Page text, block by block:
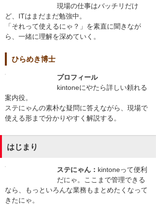
現場の仕事はバッチリだけ
ど、ITはまだまだ勉強中。
「それって使えるにゃ？」を素直に聞きなが
ら、一緒に理解を深めていく。
ひらめき博士
プロフィール
kintoneにやたら詳しい頼れる
案内役。
ステにゃんの素朴な疑問に答えながら、現場で
使える形まで分かりやすく解説する。
はじまり
ステにゃん： kintoneって便利
だにゃ。ここまで管理できる
なら、もっといろんな業務もまとめたくなって
きたにゃ。